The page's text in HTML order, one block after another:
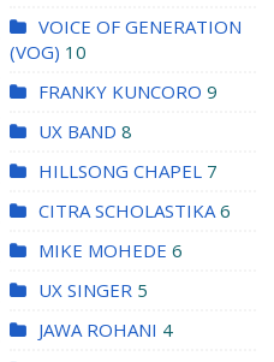
VOICE OF GENERATION
(VOG) 10
FRANKY KUNCORO 9
UX BAND 8
HILLSONG CHAPEL 7
CITRA SCHOLASTIKA 6
MIKE MOHEDE 6
UX SINGER 5
JAWA ROHANI 4